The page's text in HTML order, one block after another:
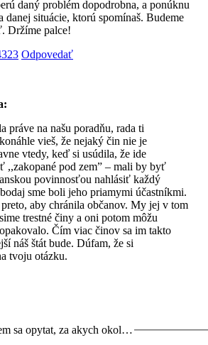
daný problém dopodrobna, a ponúknu
danej situácie, ktorú spomínaš. Budeme
Držíme palce!
Odpovedať
práve na našu poradňu, rada ti
vieš, že nejaký čin nie je
vtedy, keď si usúdila, že ide
,,zakopané pod zem” – mali by byť
povinnosťou nahlásiť každý
sme boli jeho priamymi účastníkmi.
aby chránila občanov. My jej v tom
trestné činy a oni potom môžu
Čím viac činov sa im takto
náš štát bude. Dúfam, že si
tvoju otázku.
sa opytat, za akych okol…